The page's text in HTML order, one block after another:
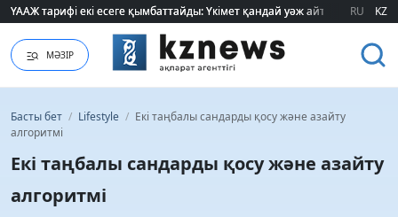
ҮААЖ тарифі екі есеге қымбаттайды: Үкімет қандай уәж айтады?
ҮААЖ тарифі екі есеге қымбаттайды: Үкімет қандай уәж айтады? RU KZ
МӘЗІР
Басты бет / Lifestyle / Екі таңбалы сандарды қосу жəне азайту
алгоритмі
Екі таңбалы сандарды қосу жəне азайту
алгоритмі